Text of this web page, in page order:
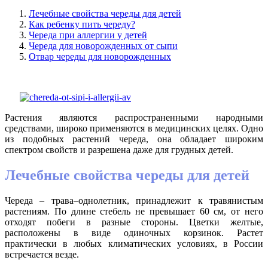
Лечебные свойства череды для детей
Как ребенку пить череду?
Череда при аллергии у детей
Череда для новорожденных от сыпи
Отвар череды для новорожденных
Растения являются распространенными народными
средствами, широко применяются в медицинских целях. Одно
из подобных растений череда, она обладает широким
спектром свойств и разрешена даже для грудных детей.
Лечебные свойства череды для детей
Череда – трава–однолетник, принадлежит к травянистым
растениям. По длине стебель не превышает 60 см, от него
отходят побеги в разные стороны. Цветки желтые,
расположены в виде одиночных корзинок. Растет
практически в любых климатических условиях, в России
встречается везде.